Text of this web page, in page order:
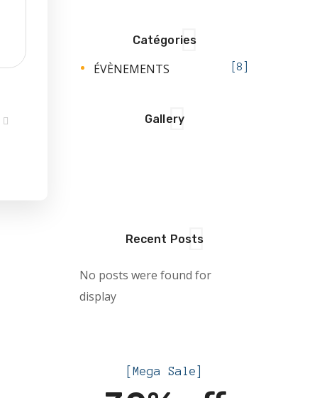
Catégories
ÉVÈNEMENTS 8
Gallery
Recent Posts
No posts were found for
display
[Mega Sale]